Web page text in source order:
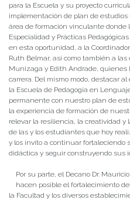
para la Escuela y su proyecto
implementación de plan de estudios
área de formación vinculante donde
Especialidad y Prácticas
en esta oportunidad, a la
Ruth Belmar, así como también a
Munizaga y Edith Andrade, quienes
carrera. Del mismo modo, destacar
la Escuela de Pedagogía en
permanente con nuestro plan de
la experiencia de formación de
relevar la resiliencia, la creatividad
de las y los estudiantes que hoy
y los invito a continuar fortaleciendo
didáctica y seguir construyendo sus
Por su parte, el Decano Dr.
hacen posible el fortalecimiento
la Facultad y los diversos